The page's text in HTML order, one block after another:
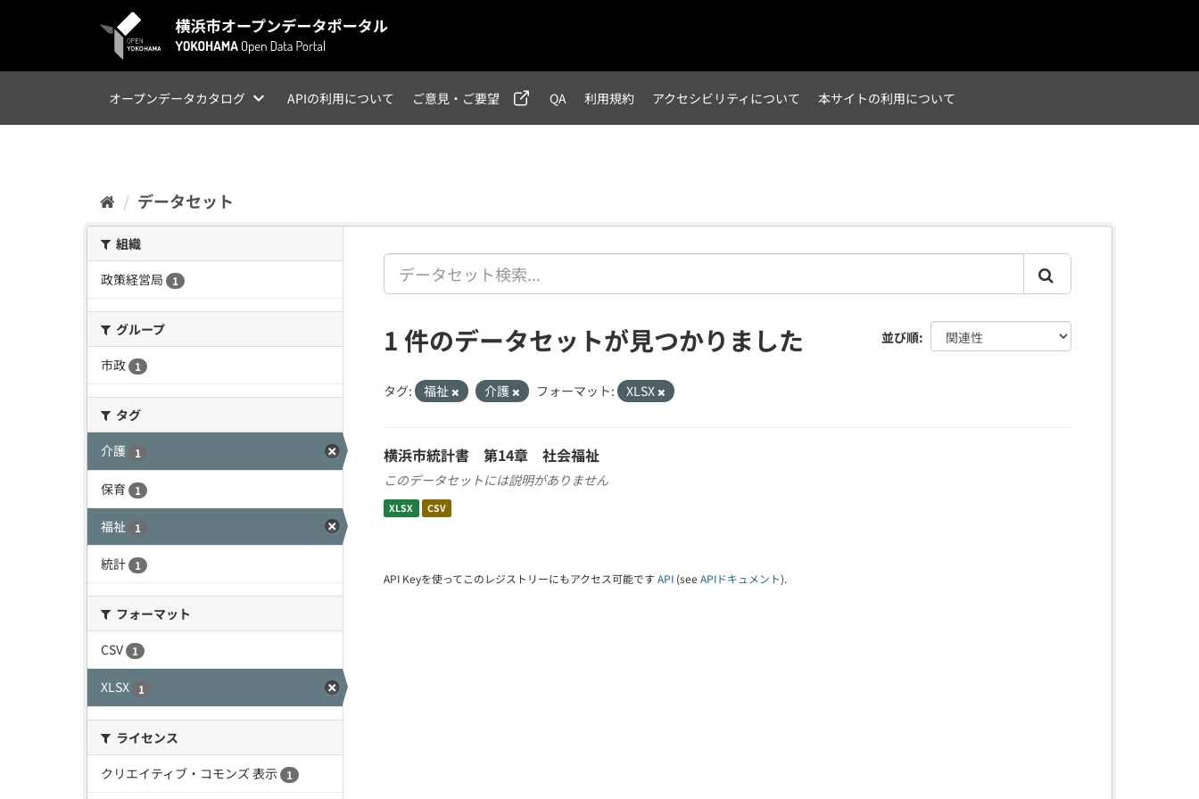
オープンデータカタログ APIの利用について ご意見・ご要望 QA 利用規約 アクセシビリティについて 本サイトの利用について
データセット
組織
政策経営局
1
グループ
市政
1
タグ
介護
1
保育 1
福祉 1
統計 1
フォーマット
CSV
1
XLSX 1
ライセンス
クリエイティブ・コモンズ 表示
1
並び順
1 件のデータセットが見つかりました
タグ: 福祉 介護 フォーマット: XLSX
横浜市統計書 第14章 社会福祉
このデータセットには説明がありません
XLSX CSV
API Keyを使ってこのレジストリーにもアクセス可能です API (see APIドキュメント).